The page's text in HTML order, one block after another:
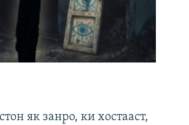
як занро, ки хостааст,